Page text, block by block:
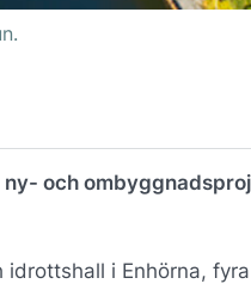
och
idrottshall i Enhörna, fyra